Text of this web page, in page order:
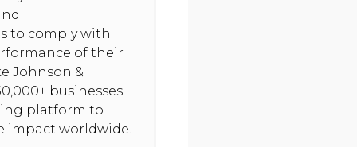
to comply with
of their
Johnson &
businesses
platform to
impact worldwide.